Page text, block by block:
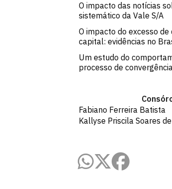
O impacto das notícias
sistemático da Vale S/A
O impacto do excesso
capital: evidências no
Um estudo do
processo de
Fabiano Ferreira Batista
Kallyse Priscila Soares